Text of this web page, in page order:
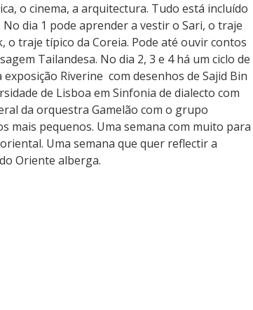
o cinema, a arquitectura. Tudo está incluído
dia 1 pode aprender a vestir o Sari, o traje
traje típico da Coreia. Pode até ouvir contos
Tailandesa. No dia 2, 3 e 4 há um ciclo de
Riverine com desenhos de Sajid Bin
de Lisboa em Sinfonia de dialecto com
da orquestra Gamelão com o grupo
mais pequenos. Uma semana com muito para
Uma semana que quer reflectir a
Oriente alberga.